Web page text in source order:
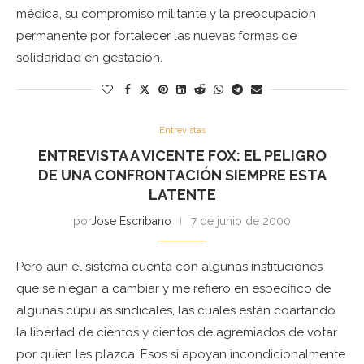
médica, su compromiso militante y la preocupación
permanente por fortalecer las nuevas formas de
solidaridad en gestación.
Entrevistas
ENTREVISTA A VICENTE FOX: EL PELIGRO
DE UNA CONFRONTACIÓN SIEMPRE ESTA
LATENTE
porJose Escribano 7 de junio de 2000
Pero aún el sistema cuenta con algunas instituciones
que se niegan a cambiar y me refiero en específico de
algunas cúpulas sindicales, las cuales están coartando
la libertad de cientos y cientos de agremiados de votar
por quien les plazca. Esos si apoyan incondicionalmente